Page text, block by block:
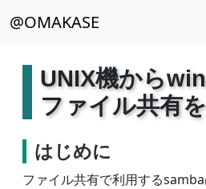
@OMAKASE
UNIX機から
ファイル共有
はじめに
ファイル共有で利用する